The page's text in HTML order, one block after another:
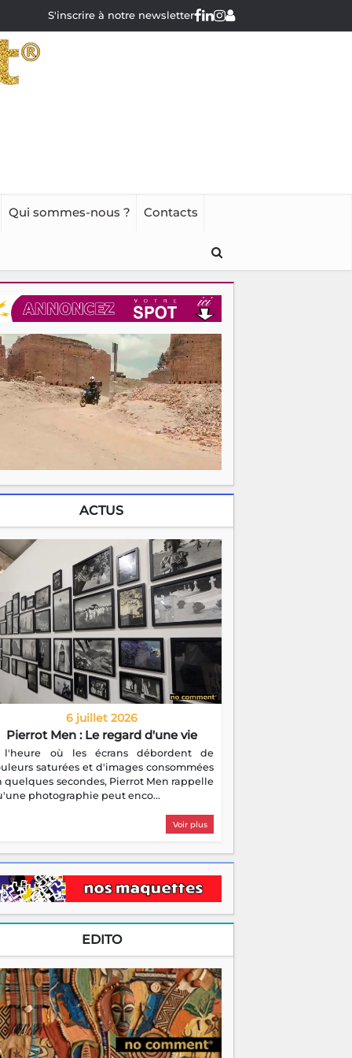
S'inscrire à notre newsletter
Qui sommes-nous ? Contacts
ACTUS
6 juillet 2026
Pierrot Men : Le regard d'une vie
l'heure où les écrans débordent de
saturées et d'images consommées
quelques secondes, Pierrot Men rappelle
photographie peut enco...
Voir plus
EDITO